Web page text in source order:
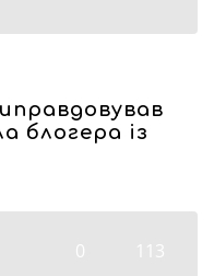
блогера із
0 113